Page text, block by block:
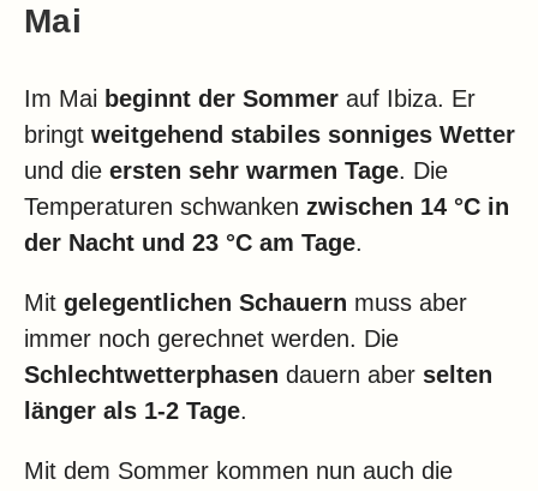
Mai
Im Mai beginnt der Sommer auf Ibiza. Er
bringt weitgehend stabiles sonniges Wetter
und die ersten sehr warmen Tage. Die
Temperaturen schwanken zwischen 14 °C in
der Nacht und 23 °C am Tage.
Mit gelegentlichen Schauern muss aber
immer noch gerechnet werden. Die
Schlechtwetterphasen dauern aber selten
länger als 1-2 Tage.
Mit dem Sommer kommen nun auch die